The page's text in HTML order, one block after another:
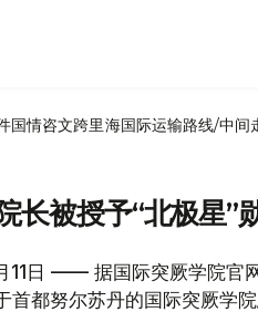
国情咨文跨里海国际运输路线/中间
长被授予“北极星”
11日 —— 据国际突厥学院官
首都努尔苏丹的国际突厥学院